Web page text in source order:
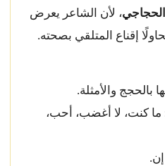
، لأن الشاعر يعرض
إقناع المتلقي بصحته.
بالحجج والأمثلة.
ما كنت، لا أغضب، أحب،